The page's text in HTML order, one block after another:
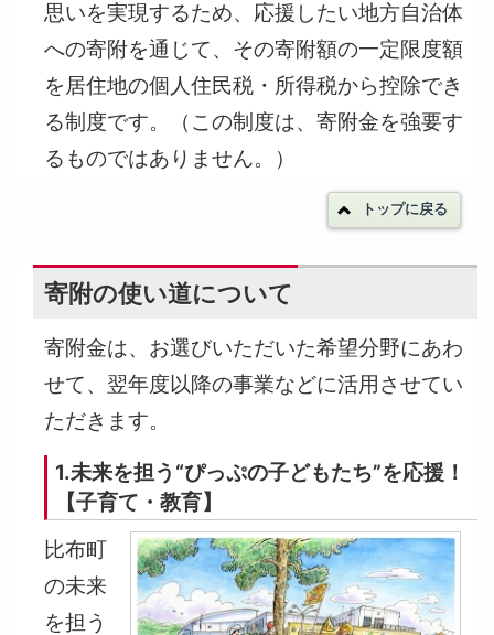
思いを実現するため、応援したい地方自治体
への寄附を通じて、その寄附額の一定限度額
を居住地の個人住民税・所得税から控除でき
る制度です。（この制度は、寄附金を強要す
るものではありません。）
トップに戻る
寄附の使い道について
寄附金は、お選びいただいた希望分野にあわ
せて、翌年度以降の事業などに活用させてい
ただきます。
1.未来を担う“ぴっぷの子どもたち”を応援！
【子育て・教育】
比布町
の未来
を担う